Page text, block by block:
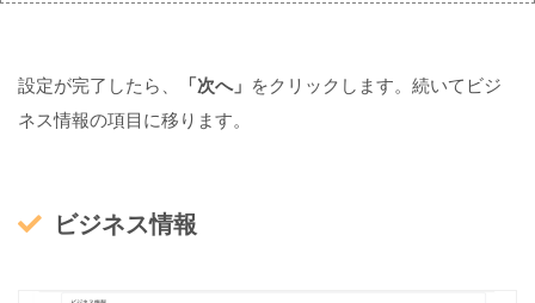
設定が完了したら、 「次へ」 をクリックします。続いてビジ
ネス情報の項目に移ります。
ビジネス情報